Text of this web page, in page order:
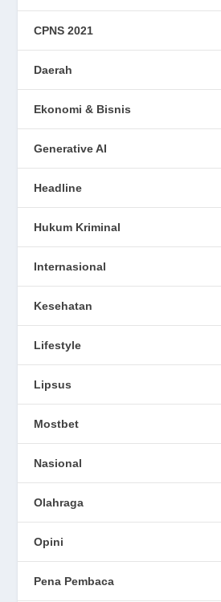
CPNS 2021
Daerah
Ekonomi & Bisnis
Generative AI
Headline
Hukum Kriminal
Internasional
Kesehatan
Lifestyle
Lipsus
Mostbet
Nasional
Olahraga
Opini
Pena Pembaca